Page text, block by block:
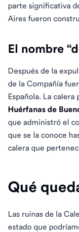
parte significativa
Aires fueron
El nombre
Después de la
de la Compañía
Española. La calera
Huérfanas de
que administró el
que se la conoce
calera que
Qué
Las ruinas de la
estado que